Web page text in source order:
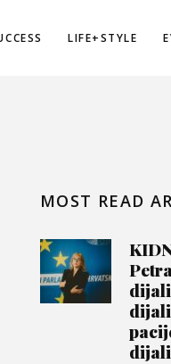
LIFE+STYLE
MOST READ